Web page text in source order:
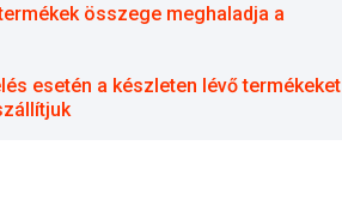
összege meghaladja a
esetén a készleten lévő termékeket